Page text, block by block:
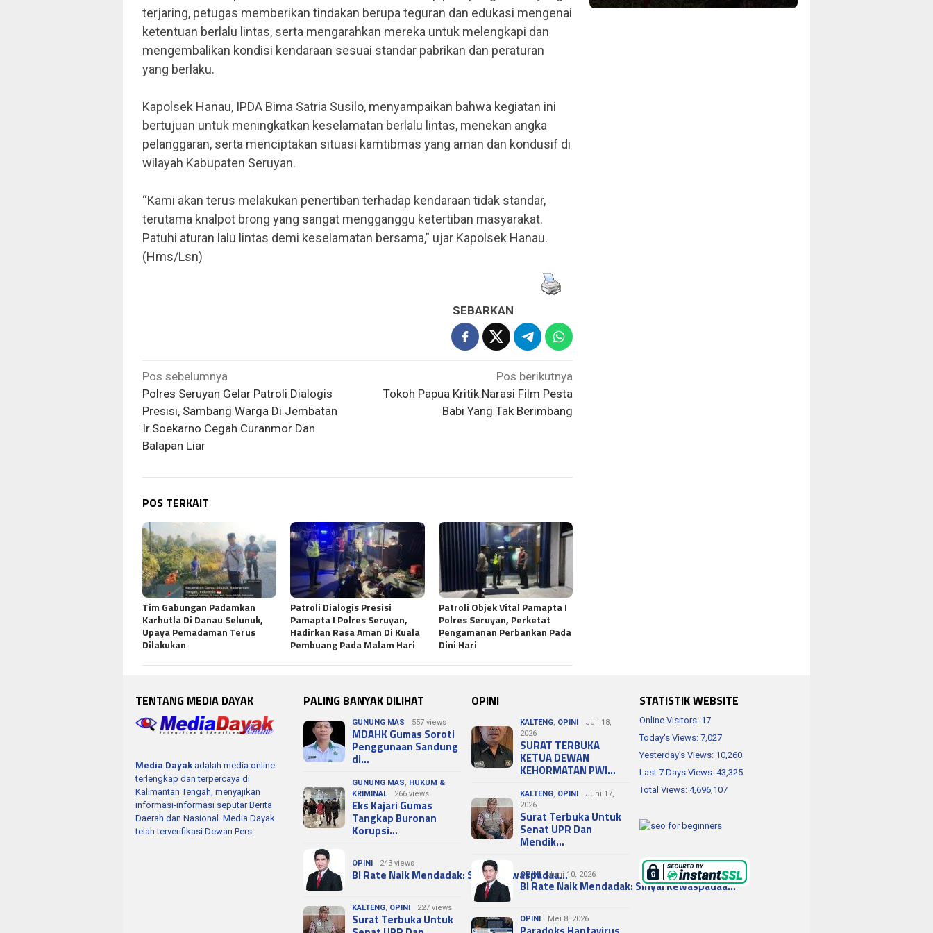
terjaring, petugas memberikan tindakan berupa teguran dan edukasi mengenai
ketentuan berlalu lintas, serta mengarahkan mereka untuk melengkapi dan
mengembalikan kondisi kendaraan sesuai standar pabrikan dan peraturan
yang berlaku.
Kapolsek Hanau, IPDA Bima Satria Susilo, menyampaikan bahwa kegiatan ini
bertujuan untuk meningkatkan keselamatan berlalu lintas, menekan angka
pelanggaran, serta menciptakan situasi kamtibmas yang aman dan kondusif di
wilayah Kabupaten Seruyan.
“Kami akan terus melakukan penertiban terhadap kendaraan tidak standar,
terutama knalpot brong yang sangat mengganggu ketertiban masyarakat.
Patuhi aturan lalu lintas demi keselamatan bersama,” ujar Kapolsek Hanau.
(Hms/Lsn)
SEBARKAN
Navigasi
pos
Pos sebelumnya
Polres Seruyan Gelar Patroli Dialogis
Presisi, Sambang Warga Di Jembatan
Ir.Soekarno Cegah Curanmor Dan
Balapan Liar
Pos berikutnya
Tokoh Papua Kritik Narasi Film Pesta
Babi Yang Tak Berimbang
POS TERKAIT
Tim Gabungan Padamkan
Karhutla Di Danau Selunuk,
Upaya Pemadaman Terus
Dilakukan
Patroli Dialogis Presisi
Pamapta I Polres Seruyan,
Hadirkan Rasa Aman Di Kuala
Pembuang Pada Malam Hari
Patroli Objek Vital Pamapta I
Polres Seruyan, Perketat
Pengamanan Perbankan Pada
Dini Hari
TENTANG MEDIA DAYAK
Media Dayak adalah media online
terlengkap dan terpercaya di
Kalimantan Tengah, menyajikan
informasi-informasi seputar Berita
Daerah dan Nasional. Media Dayak
telah terverifikasi Dewan Pers.
PALING BANYAK DILIHAT
GUNUNG MAS 557 views
MDAHK Gumas Soroti
Penggunaan Sandung
di…
GUNUNG MAS, HUKUM &
KRIMINAL
266 views
Eks Kajari Gumas
Tangkap Buronan
Korupsi…
OPINI 243 views
BI Rate Naik Mendadak: Sinyal Kewaspadaa…
KALTENG, OPINI 227 views
Surat Terbuka Untuk
OPINI
KALTENG, OPINI
Juli 18,
2026
SURAT TERBUKA
KETUA DEWAN
KEHORMATAN PWI…
KALTENG, OPINI
Juni 17,
2026
Surat Terbuka Untuk
Senat UPR Dan
Mendik…
OPINI Juni 10, 2026
BI Rate Naik Mendadak: Sinyal Kewaspadaa…
OPINI Mei 8, 2026
STATISTIK WEBSITE
Online Visitors: 17
Today's Views: 7,027
Yesterday's Views: 10,260
Last 7 Days Views: 43,325
Total Views: 4,696,107